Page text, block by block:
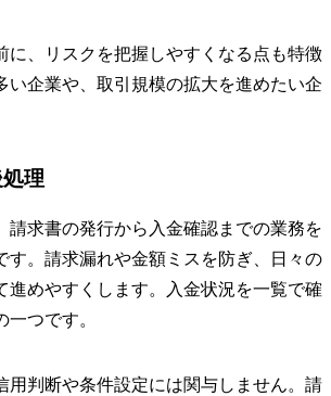
に、リスクを把握しやすくなる点も特徴
い企業や、取引規模の拡大を進めたい企
理
請求書の発行から入金確認までの業務を
す。請求漏れや金額ミスを防ぎ、日々の
進めやすくします。入金状況を一覧で確
つです。
用判断や条件設定には関与しません。請